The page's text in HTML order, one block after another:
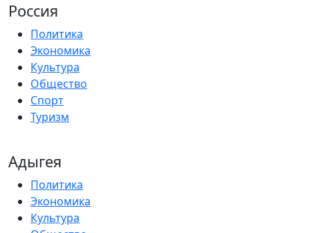
Россия
Политика
Экономика
Культура
Общество
Спорт
Туризм
Адыгея
Политика
Экономика
Культура